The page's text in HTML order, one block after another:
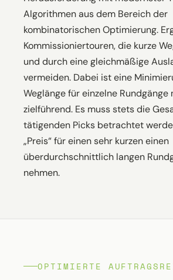
Algorithmen aus dem Bereich der
kombinatorischen Optimierung.
Kommissioniertouren, die kurze
und durch eine gleichmäßige
vermeiden. Dabei ist eine
Weglänge für einzelne Rundgänge
zielführend. Es muss stets die
tätigenden Picks betrachtet
„Preis“ für einen sehr kurzen einen
überdurchschnittlich langen
nehmen.
OPTIMIERTE